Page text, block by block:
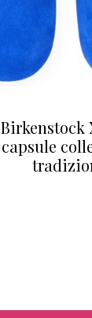
Birkenstock
capsule